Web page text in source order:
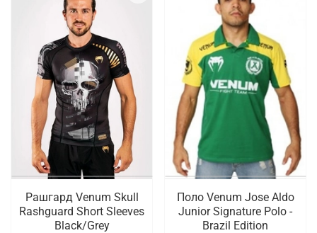
Рашгард Venum Skull
Rashguard Short Sleeves
Black/Grey
Поло Venum Jose Aldo
Junior Signature Polo -
Brazil Edition